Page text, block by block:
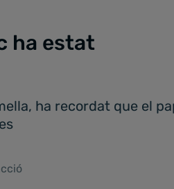
ha estat
ha recordat que el